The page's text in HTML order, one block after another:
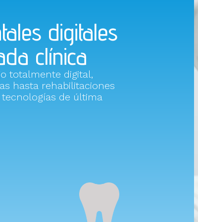
digitales
clínica
totalmente digital,
hasta rehabilitaciones
de última